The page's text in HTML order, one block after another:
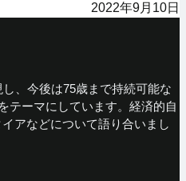
2022年9月10日
、今後は75歳まで持続可能な
テーマにしています。経済的自
アなどについて語り合いまし